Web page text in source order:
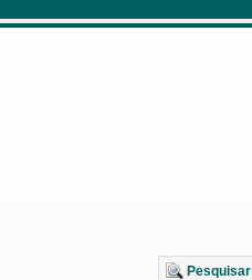
Pesquisar